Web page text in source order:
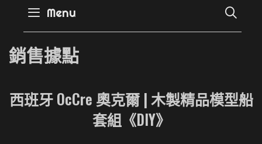
Menu
銷售據點
西班牙 OcCre 奧克爾 | 木製精品模型船
套組《DIY》